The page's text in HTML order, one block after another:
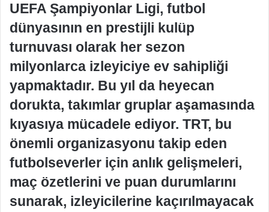
UEFA Şampiyonlar Ligi, futbol
dünyasının en prestijli kulüp
turnuvası olarak her sezon
milyonlarca izleyiciye ev sahipliği
yapmaktadır. Bu yıl da heyecan
dorukta, takımlar gruplar aşamasında
kıyasıya mücadele ediyor. TRT, bu
önemli organizasyonu takip eden
futbolseverler için anlık gelişmeleri,
maç özetlerini ve puan durumlarını
sunarak, izleyicilerine kaçırılmayacak